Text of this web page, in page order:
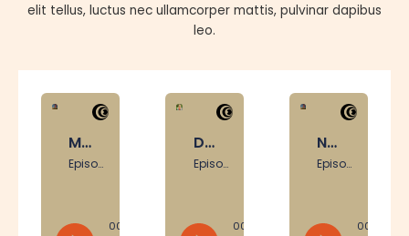
elit tellus, luctus nec ullamcorper mattis, pulvinar dapibus
leo.